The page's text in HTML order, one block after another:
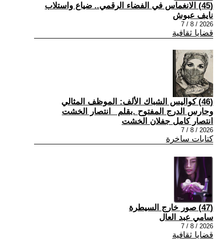
(45) الانغماس في الفضاء الرقمي.. ضياع واستلاب
نايف عبوش
2026 / 8 / 7
قضايا ثقافية
(46) كواليس الشباك الألف: الموظف المثالي
وحارس الدرج المفتوح .بقلم _انتصار الخشت
انتصار كامل جفلان الخشت
2026 / 8 / 7
كتابات ساخرة
(47) صور خارج السيطرة
سامي عبد العال
2026 / 8 / 7
قضايا ثقافية